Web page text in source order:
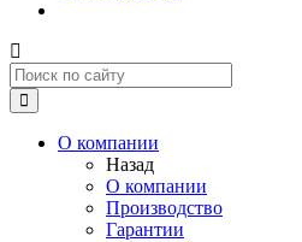
О компании
Назад
О компании
Производство
Гарантии